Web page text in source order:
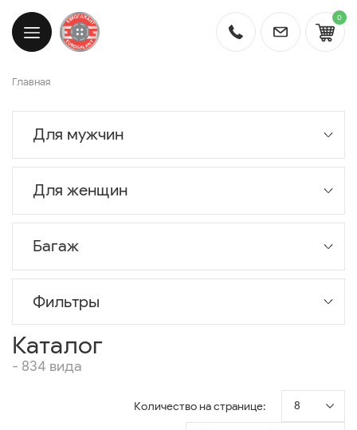
0
Главная
Для мужчин
Для женщин
Багаж
Фильтры
Каталог
- 834 вида
Количество на странице: 8